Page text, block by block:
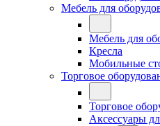
Мебель для
Мебель для
Кресла
Мобильные
Торговое
Торговое
Аксессуары